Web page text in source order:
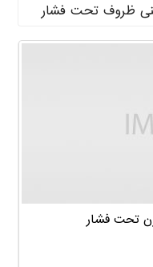
ظروف تحت فشار
تحت فشار